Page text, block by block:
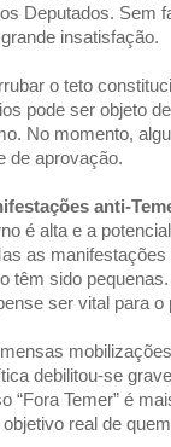
Deputados. Sem
insatisfação.
o teto
pode ser objeto
No momento,
de aprovação.
anti-
é alta e a
as
têm sido
ser vital para
debilitou-se
“Fora Temer” é
real de